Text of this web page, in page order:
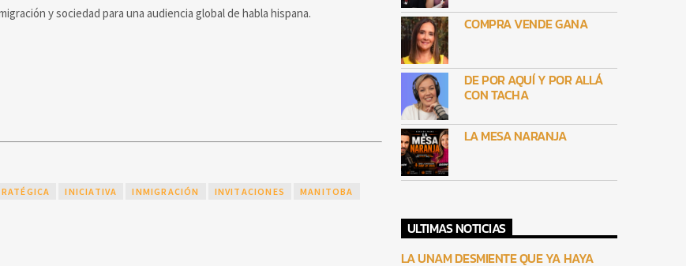
y sociedad para una audiencia global de habla hispana.
INICIATIVA INMIGRACIÓN INVITACIONES MANITOBA
COMPRA VENDE GANA
DE POR AQUÍ Y POR ALLÁ
CON TACHA
LA MESA NARANJA
ULTIMAS NOTICIAS
LA UNAM DESMIENTE QUE YA HAYA